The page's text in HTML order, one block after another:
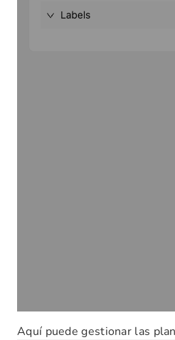
Aquí puede gestionar las